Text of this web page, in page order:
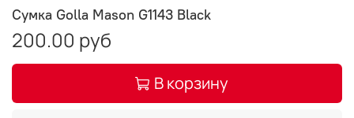
Сумка Golla Mason G1143 Black
200.00 руб
В корзину